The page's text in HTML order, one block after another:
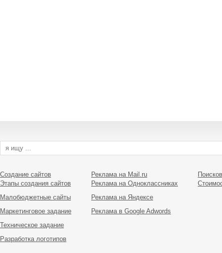
Создание сайтов
Этапы создания сайтов
Малобюджетные сайты
Маркетинговое задание
Техническое задание
Разработка логотипов
Реклама на Mail.ru
Реклама на Одноклассниках
Реклама на Яндексе
Реклама в Google Adwords